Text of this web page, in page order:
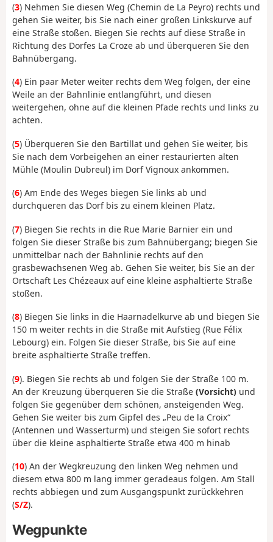
(3) Nehmen Sie diesen Weg (Chemin de La Peyro) rechts und
gehen Sie weiter, bis Sie nach einer großen Linkskurve auf
eine Straße stoßen. Biegen Sie rechts auf diese Straße in
Richtung des Dorfes La Croze ab und überqueren Sie den
Bahnübergang.
(4) Ein paar Meter weiter rechts dem Weg folgen, der eine
Weile an der Bahnlinie entlangführt, und diesen
weitergehen, ohne auf die kleinen Pfade rechts und links zu
achten.
(5) Überqueren Sie den Bartillat und gehen Sie weiter, bis
Sie nach dem Vorbeigehen an einer restaurierten alten
Mühle (Moulin Dubreul) im Dorf Vignoux ankommen.
(6) Am Ende des Weges biegen Sie links ab und
durchqueren das Dorf bis zu einem kleinen Platz.
(7) Biegen Sie rechts in die Rue Marie Barnier ein und
folgen Sie dieser Straße bis zum Bahnübergang; biegen Sie
unmittelbar nach der Bahnlinie rechts auf den
grasbewachsenen Weg ab. Gehen Sie weiter, bis Sie an der
Ortschaft Les Chézeaux auf eine kleine asphaltierte Straße
stoßen.
(8) Biegen Sie links in die Haarnadelkurve ab und biegen Sie
150 m weiter rechts in die Straße mit Aufstieg (Rue Félix
Lebourg) ein. Folgen Sie dieser Straße, bis Sie auf eine
breite asphaltierte Straße treffen.
(9). Biegen Sie rechts ab und folgen Sie der Straße 100 m.
An der Kreuzung überqueren Sie die Straße (Vorsicht) und
folgen Sie gegenüber dem schönen, ansteigenden Weg.
Gehen Sie weiter bis zum Gipfel des „Peu de la Croix“
(Antennen und Wasserturm) und steigen Sie sofort rechts
über die kleine asphaltierte Straße etwa 400 m hinab
(10) An der Wegkreuzung den linken Weg nehmen und
diesem etwa 800 m lang immer geradeaus folgen. Am Stall
rechts abbiegen und zum Ausgangspunkt zurückkehren
(S/Z).
Wegpunkte